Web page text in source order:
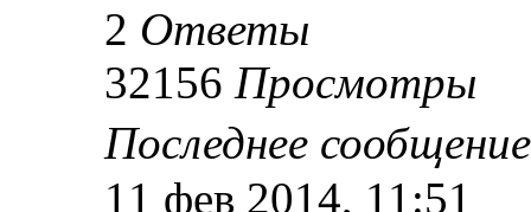
2 Ответы
32156 Просмотры
Последнее
11 фев 2014, 11:51